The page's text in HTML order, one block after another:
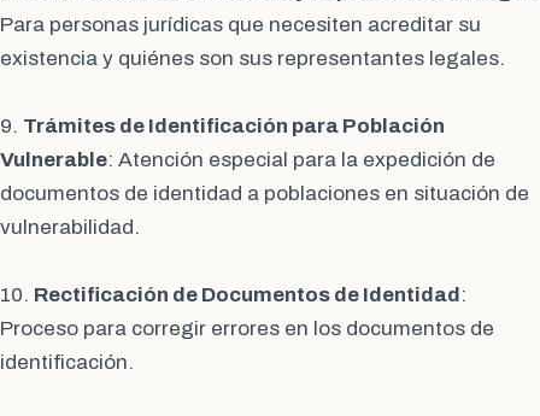
Para personas jurídicas que necesiten acreditar su
existencia y quiénes son sus representantes legales.
9. Trámites de Identificación para Población
Vulnerable: Atención especial para la expedición de
documentos de identidad a poblaciones en situación de
vulnerabilidad.
10. Rectificación de Documentos de Identidad :
Proceso para corregir errores en los documentos de
identificación.